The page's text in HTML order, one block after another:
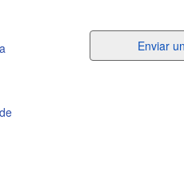
un
Enviar